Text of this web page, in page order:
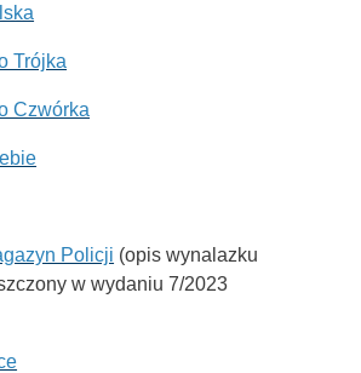
Trójka
Czwórka
Policji (opis wynalazku
w wydaniu 7/2023